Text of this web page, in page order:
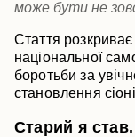
може бути не
Стаття
національної
боротьби за
становлення
Старий я